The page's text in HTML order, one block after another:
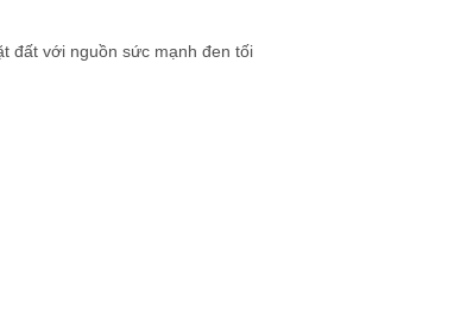
đất với nguồn sức mạnh đen tối